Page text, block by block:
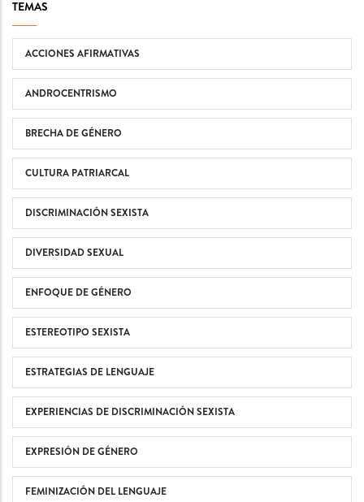
TEMAS
ACCIONES AFIRMATIVAS
ANDROCENTRISMO
BRECHA DE GÉNERO
CULTURA PATRIARCAL
DISCRIMINACIÓN SEXISTA
DIVERSIDAD SEXUAL
ENFOQUE DE GÉNERO
ESTEREOTIPO SEXISTA
ESTRATEGIAS DE LENGUAJE
EXPERIENCIAS DE DISCRIMINACIÓN SEXISTA
EXPRESIÓN DE GÉNERO
FEMINIZACIÓN DEL LENGUAJE